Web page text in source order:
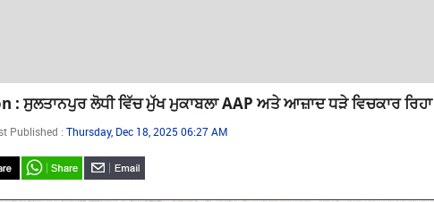
: ਸੁਲਤਾਨਪੁਰ ਲੋਧੀ ਵਿੱਚ ਮੁੱਖ ਮੁਕਾਬਲਾ AAP ਅਤੇ ਆਜ਼ਾਦ ਧੜੇ ਵਿਚਕਾਰ ਰਿਹਾ
Published : Thursday, Dec 18, 2025 06:27 AM